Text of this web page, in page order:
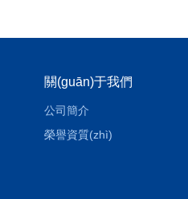
關(guān)于我們
公司簡介
榮譽資質(zhì)